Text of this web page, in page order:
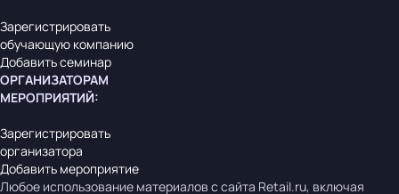
Зарегистрировать
обучающую компанию
Добавить семинар
ОРГАНИЗАТОРАМ
МЕРОПРИЯТИЙ:
Зарегистрировать
организатора
Добавить мероприятие
Любое использование материалов с сайта Retail.ru, включая